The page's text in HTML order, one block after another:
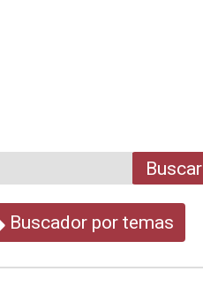
Buscar
Buscador por temas